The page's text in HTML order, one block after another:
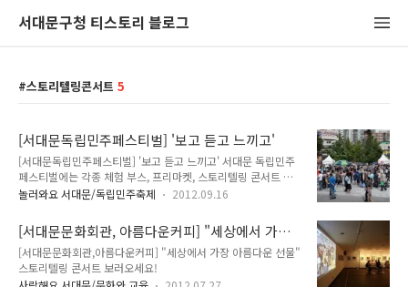
서대문구청 티스토리 블로그
스토리텔링콘서트 5
[서대문독립민주페스티벌] '보고 듣고 느끼고'
[서대문독립민주페스티벌] '보고 듣고 느끼고' 서대문 독립민주
페스티벌에는 각종 체험 부스, 프리마켓, 스토리텔링 콘서트 등
보고 듣고 느낄 수 있는 다양한 행사가 있습니다. 프리마켓에서
매에 동참할 수 있습니다. 구청 홍보부스에서는 향주머니, 만들
기, 손수건 만들기를 비롯하여 심내혈관 질환 및 여성 암 검진 사
업 홍보, 서대문 사진 전시, 친환경 나눔행사가 열립니다. 프리마
켓이 열리고 있는 현장입니다. 자~ 각자가 가진 물건들...마음에
놀러와요 서대문/독립민주축제 2012.09.16
[서대문문화회관, 아름다운커피] "세상에서 가장
아름다운 선물" 스토리텔링 콘서트 보러오세요!
[서대문문화회관,아름다운커피] "세상에서 가장 아름다운 선물"
스토리텔링 콘서트 보러오세요!